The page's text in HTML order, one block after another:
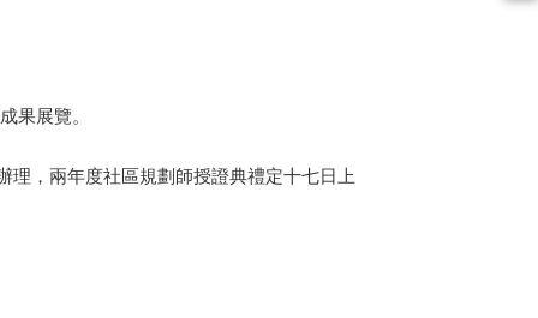
果展覽。
，兩年度社區規劃師授證典禮定十七日上